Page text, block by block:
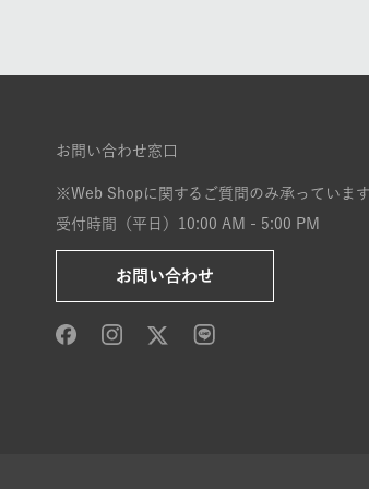
お問い合わせ窓口
※Web Shopに関するご質問のみ承っていま
受付時間（平日）10:00 AM - 5:00 PM
お問い合わせ